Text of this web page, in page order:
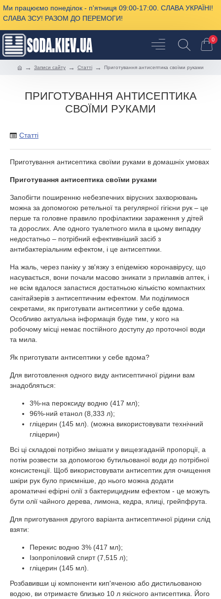
Ми працюємо понеділок - п'ятниця 09:00-17:00. СЛАВА УКРАЇНІ!
СЛАВА ЗСУ! РАЗОМ ДО ПЕРЕМОГИ!
0
Записи сайту Cтатті Приготування антисептика своїми руками
ПРИГОТУВАННЯ АНТИСЕПТИКА
СВОЇМИ РУКАМИ
Cтатті
Приготування антисептика своїми руками в домашніх умовах
Приготування антисептика своїми руками
Запобігти поширенню небезпечних вірусних захворювань
можна за допомогою ретельної та регулярної гігієни рук – це
перше та головне правило профілактики зараження у дітей
та дорослих. Але одного туалетного мила в цьому випадку
недостатньо – потрібний ефективніший засіб з
антибактеріальним ефектом, і це антисептики.
На жаль, через паніку у зв'язку з епідемією коронавірусу, що
насувається, вони почали масово зникати з прилавків аптек, і
не всім вдалося запастися достатньою кількістю компактних
санітайзерів з антисептичним ефектом. Ми поділимося
секретами, як приготувати антисептики у себе вдома.
Особливо актуальна інформація буде тим, у кого на
робочому місці немає постійного доступу до проточної води
та мила.
Як приготувати антисептики у себе вдома?
Для виготовлення одного виду антисептичної рідини вам
знадобляться:
3%-на пероксиду водню (417 мл);
96%-ний етанол (8,333 л);
гліцерин (145 мл). (можна використовувати технічний
гліцерин)
Всі ці складові потрібно змішати у вищезгаданій пропорції, а
потім розвести за допомогою бутильованої води до потрібної
консистенції. Щоб використовувати антисептик для очищення
шкіри рук було приємніше, до нього можна додати
ароматичні ефірні олії з бактерицидним ефектом - це можуть
бути олії чайного дерева, лимона, кедра, ялиці, грейпфрута.
Для приготування другого варіанта антисептичної рідини слід
взяти:
Перекис водню 3% (417 мл);
Ізопропіловий спирт (7,515 л);
гліцерин (145 мл).
Розбавивши ці компоненти кип'яченою або дистильованою
водою, ви отримаєте близько 10 л якісного антисептика. Його